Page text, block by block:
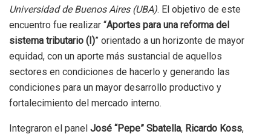
Universidad de Buenos Aires (UBA). El objetivo de este
encuentro fue realizar “Aportes para una reforma del
sistema tributario (I)” orientado a un horizonte de mayor
equidad, con un aporte más sustancial de aquellos
sectores en condiciones de hacerlo y generando las
condiciones para un mayor desarrollo productivo y
fortalecimiento del mercado interno.
Integraron el panel José “Pepe” Sbatella, Ricardo Koss,